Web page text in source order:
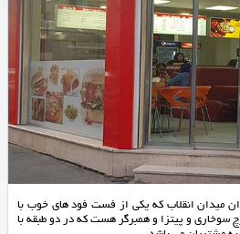
میدان انقلاب که یکی از فست فود های خوب با
سوخاری و پیتزا و همبرگر هست که در دو طبقه با